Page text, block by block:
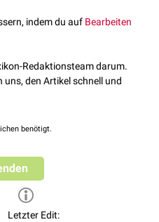
indem du auf Bearbeiten
Redaktionsteam darum.
uns, den Artikel schnell und
benötigt.
Letzter Edit: